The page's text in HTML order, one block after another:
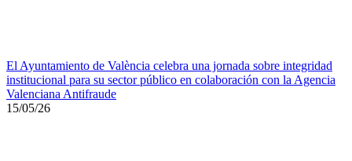
El Ayuntamiento de València celebra una jornada sobre integridad
institucional para su sector público en colaboración con la Agencia
Valenciana Antifraude
15/05/26